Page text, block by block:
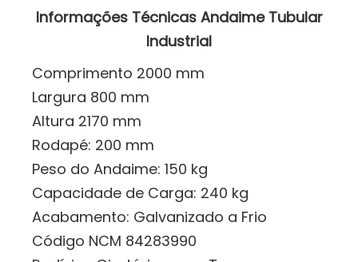
Informações Técnicas Andaime Tubular
Industrial
Comprimento 2000 mm
Largura 800 mm
Altura 2170 mm
Rodapé: 200 mm
Peso do Andaime: 150 kg
Capacidade de Carga: 240 kg
Acabamento: Galvanizado a Frio
Código NCM 84283990